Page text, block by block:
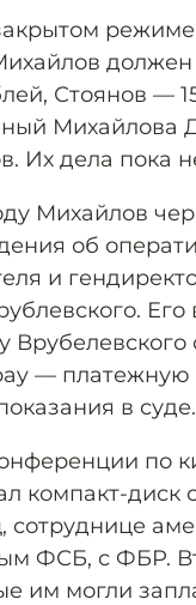
Стоянов —
Михайлова
Их дела пока
Михайлов
об
и
— платежную
в суде.
по
компакт-диск
ФСБ, с ФБР.
им могли